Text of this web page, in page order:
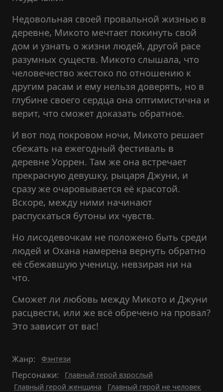
Недовольная своей провальной жизнью в
деревне, Микото мечтает покинуть свой
дом и узнать о жизни людей, другой расе
разумных существ. Микото слышала, что
человечество жестоко по отношению к
другим расам и ему нельзя доверять, но в
глубине своего сердца она оптимистична и
верит, что сможет доказать обратное.
И вот под покровом ночи, Микото решает
сбежать на ежегодный фестиваль в
деревне Уоррен. Там же она встречает
прекрасную девушку, рыцаря Джуни, и
сразу же очаровывается её красотой.
Вскоре, между ними начинают
распускаться бутоны их чувств.
Но лисодевочкам не положено быть среди
людей и Охана намерена вернуть обратно
её сбежавшую ученицу, невзирая ни на
что.
Сможет ли любовь между Микото и Джуни
расцвести, или же всё обречено на провал?
Это зависит от вас!
Жанр: Фэнтези
Персонажи:
Главный герой взрослый
Главный герой женщина
Главный герой не человек